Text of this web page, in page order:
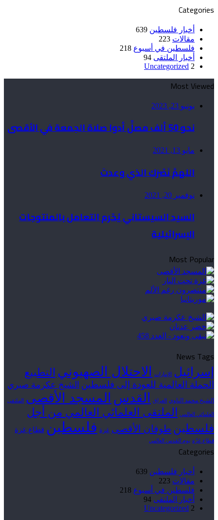
Categories
أخبار فلسطين 639
مقالات 223
فلسطين في أسبوع 218
أخبار الملتقى 94
Uncategorized 2
Most Viewed
يونيو 23, 2023
نحو 50 ألف مصلٍّ أدوا صلاة الجمعة في الأقصى
مايو 13, 2021
اللهمَّ نَصْرَك الذي وعدتَ
نوفمبر 20, 2021
السيد السيستاني يُحّرم التعامل بالمنتوجات
الإسرائيلية
Most Popular
News Tags
إسرائيل الإمارات الاحتلال الصهيوني التطبيع
الحملة العالمية للعودة إلى فلسطين الشيخ عكرمة صبري
الشيخ محمد الناوي العراق القدس المسجد الأقصى الملتقى
العلمائي العالمي الملتقى العلمائي العالمي من أجل
فلسطين طوفان الأقصى غزة فلسطين قطاع غزة
قطاع غزّة يوم القدس العالمي
Categories
أخبار فلسطين 639
مقالات 223
فلسطين في أسبوع 218
أخبار الملتقى 94
Uncategorized 2